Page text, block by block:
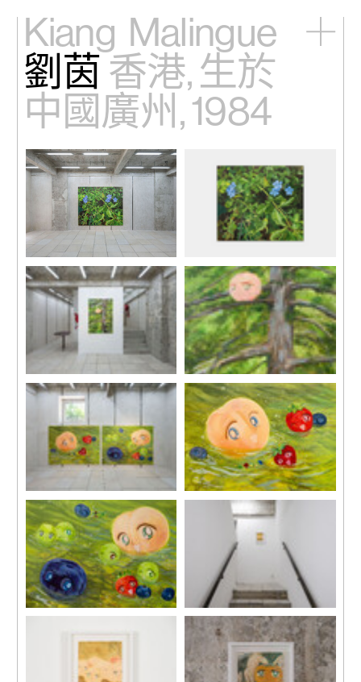
Kiang Malingue
主頁
展覽
藝術家
視頻
關於我們
English
劉茵 香港, 生於
中國廣州, 1984
《夏》，2025
布面丙烯
200 x 230 cm
78 3/4 x 90 1/2 in
展覽現場，「夏」，馬凌畫
廊，香港，2025。
《夏》，2025
布面丙烯
200 x 230 cm
78 3/4 x 90 1/2 in
《遠眺》 ，2025
布面丙烯
140 x 100 cm
55 1/8 x 39 3/8 in
展覽現場，「夏」，馬凌畫
廊，香港，2025。
《遠眺》 ，2025
布面丙烯
140 x 100 cm
55 1/8 x 39 3/8 in
（左）：劉茵，《河流 #1》，
2025，布面丙烯，150 x 200
cm，59 x 78 3/4 in
（右）劉茵，《河流 #2》，
2025，布面丙烯，150 x 200
cm，59 x 78 3/4 in
展覽現場，「夏」，馬凌畫
廊，香港，2025。
《河流 #1》，2025
150 x 200 cm
《河流 #2 》，2025
150 x 200 cm
59 x 78 3/4 in
展覽現場，「夏」，馬凌畫
廊，香港，2025。